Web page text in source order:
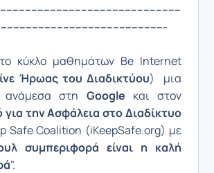
κύκλο μαθημάτων Be Internet
Ήρωας του Διαδικτύου) μια
ανάμεσα στη Google και στον
την Ασφάλεια στο Διαδίκτυο
Safe Coalition (iKeepSafe.org) με
συμπεριφορά είναι η καλή
".